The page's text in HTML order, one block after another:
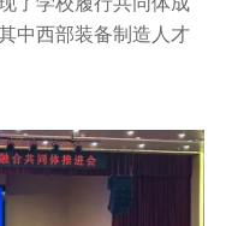
中西部装备制造人才